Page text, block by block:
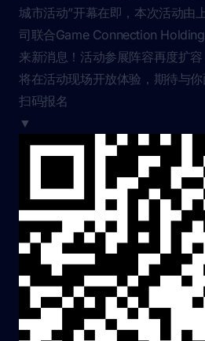
城市活动”开幕在即，本次活动由
司联合Game Connection
来新消息！活动参展阵容再度扩
将在活动现场开放体验，期待与你
扫码报名
▼